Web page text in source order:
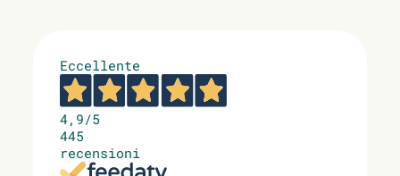
Eccellente
4,9/5
445
recensioni